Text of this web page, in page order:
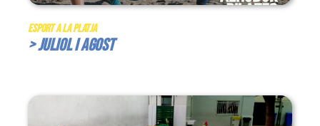
Esport a la Platja
> Juliol i Agost